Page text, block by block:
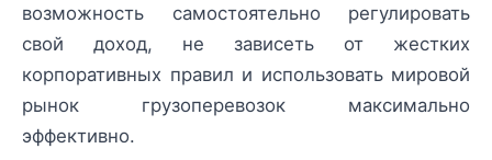
возможность самостоятельно регулировать
свой доход, не зависеть от жестких
корпоративных правил и использовать мировой
рынок грузоперевозок максимально
эффективно.